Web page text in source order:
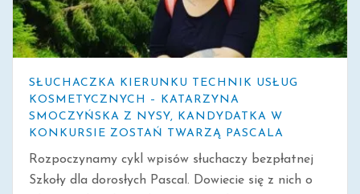
SŁUCHACZKA KIERUNKU TECHNIK USŁUG
KOSMETYCZNYCH – KATARZYNA
SMOCZYŃSKA Z NYSY, KANDYDATKA W
KONKURSIE ZOSTAŃ TWARZĄ PASCALA
Rozpoczynamy cykl wpisów słuchaczy bezpłatnej
Szkoły dla dorosłych Pascal. Dowiecie się z nich o